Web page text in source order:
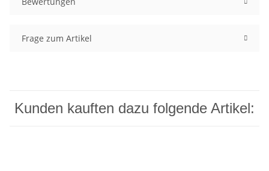
Frage zum Artikel
Kunden kauften dazu folgende Artikel: